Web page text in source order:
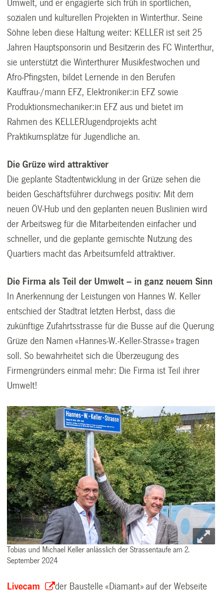
Umwelt, und er engagierte sich früh in sportlichen,
sozialen und kulturellen Projekten in Winterthur. Seine
Söhne leben diese Haltung weiter: KELLER ist seit 25
Jahren Hauptsponsorin und Besitzerin des FC Winterthur,
sie unterstützt die Winterthurer Musikfestwochen und
Afro-Pfingsten, bildet Lernende in den Berufen
Kauffrau-/mann EFZ, Elektroniker:in EFZ sowie
Produktionsmechaniker:in EFZ aus und bietet im
Rahmen des KELLERJugendprojekts acht
Praktikumsplätze für Jugendliche an.
Die Grüze wird attraktiver
Die geplante Stadtentwicklung in der Grüze sehen die
beiden Geschäftsführer durchwegs positiv: Mit dem
neuen ÖV-Hub und den geplanten neuen Buslinien wird
der Arbeitsweg für die Mitarbeitenden einfacher und
schneller, und die geplante gemischte Nutzung des
Quartiers macht das Arbeitsumfeld attraktiver.
Die Firma als Teil der Umwelt – in ganz neuem Sinn
In Anerkennung der Leistungen von Hannes W. Keller
entschied der Stadtrat letzten Herbst, dass die
zukünftige Zufahrtsstrasse für die Busse auf die Querung
Grüze den Namen «Hannes-W.-Keller-Strasse» tragen
soll. So bewahrheitet sich die Überzeugung des
Firmengründers einmal mehr: Die Firma ist Teil ihrer
Umwelt!
Tobias und Michael Keller anlässlich der Strassentaufe am 2.
September 2024
Livecam
der Baustelle «Diamant» auf der Webseite